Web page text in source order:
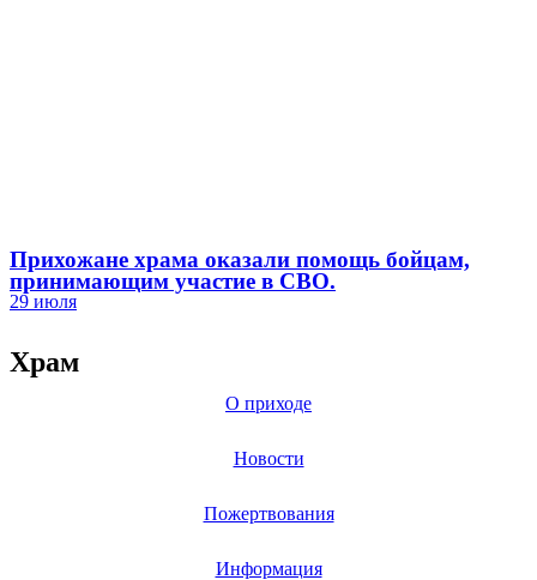
Прихожане храма оказали помощь бойцам,
принимающим участие в СВО.
29 июля
Храм
О приходе
Новости
Пожертвования
Информация